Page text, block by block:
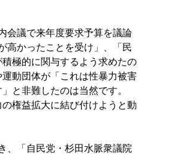
会議で来年度要求予算を議論
高かったことを受け」、「民
極的に関与するよう求めたの
動団体が「これは性暴力被害
と非難したのは当然です。
権益拡大に結び付けようと動
、「自民党・杉田水脈衆議院